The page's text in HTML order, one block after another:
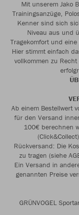
Mit unserem Jako
Trainingsanzüge,
Kenner sind sich
Niveau aus und
Tragekomfort und
Hier stimmt einfach
vollkommen zu
Ab einem Bestellwert
für den Versand
100€ berechnen
Rückversand: Die
zu tragen (siehe
Ein Versand in
genannten Preise
GRÜNVOGEL